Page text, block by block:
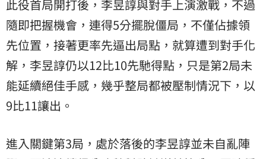
此役首局開打後，李昱諄與對手上演激戰，不過
隨即把握機會，連得5分擺脫僵局，不僅佔據領
先位置，接著更率先逼出局點，就算遭到對手化
解，李昱諄仍以12比10先馳得點，只是第2局未
能延續絕佳手感，幾乎整局都被壓制情況下，以
9比11讓出。
進入關鍵第3局，處於落後的李昱諄並未自亂陣